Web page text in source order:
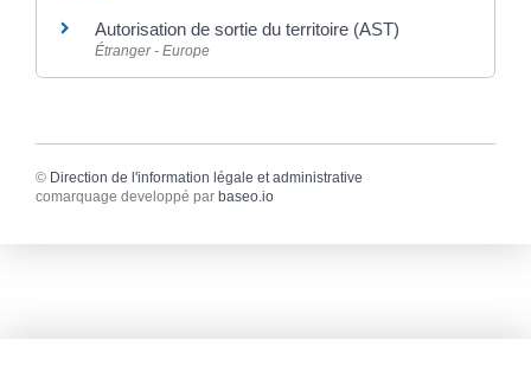
Autorisation de sortie du territoire (AST)
Étranger - Europe
© Direction de l'information légale et administrative
comarquage developpé par baseo.io